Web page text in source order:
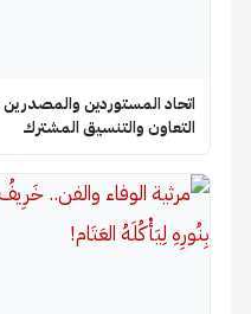
اتحاد المستوردين
التعاون والتنسيق المشترك